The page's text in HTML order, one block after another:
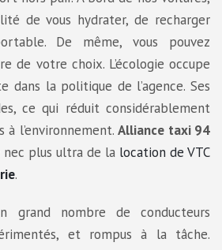
de vous hydrater, de recharger
De même, vous pouvez
de votre choix. L’écologie occupe
dans la politique de l’agence. Ses
ce qui réduit considérablement
à l’environnement.Alliance taxi 94
plus ultra de la location de VTC
.
grand nombre de conducteurs
et rompus à la tâche.